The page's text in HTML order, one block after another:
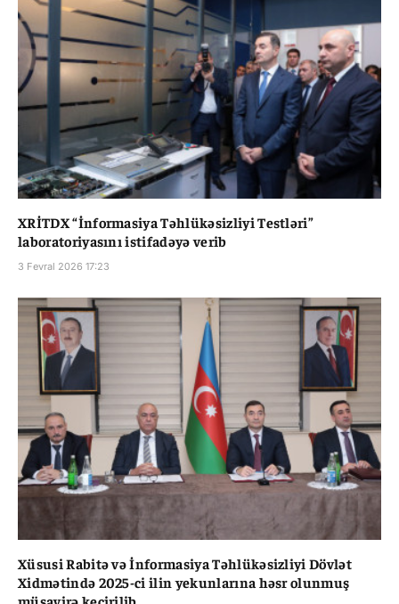
XRİTDX “İnformasiya Təhlükəsizliyi Testləri”
laboratoriyasını istifadəyə verib
3 Fevral 2026 17:23
Xüsusi Rabitə və İnformasiya Təhlükəsizliyi Dövlət
Xidmətində 2025-ci ilin yekunlarına həsr olunmuş
müşavirə keçirilib